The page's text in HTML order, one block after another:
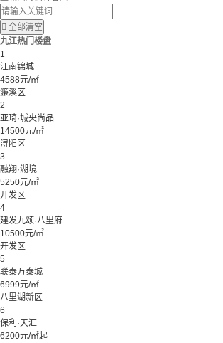
 全部清空
九江热门楼盘
1
江南锦城
4588元/㎡
濂溪区
2
亚琦·城央尚品
14500元/㎡
浔阳区
3
融翔·湖境
5250元/㎡
开发区
4
建发九颂·八里府
10500元/㎡
开发区
5
联泰万泰城
6999元/㎡
八里湖新区
6
保利·天汇
6200元/㎡起